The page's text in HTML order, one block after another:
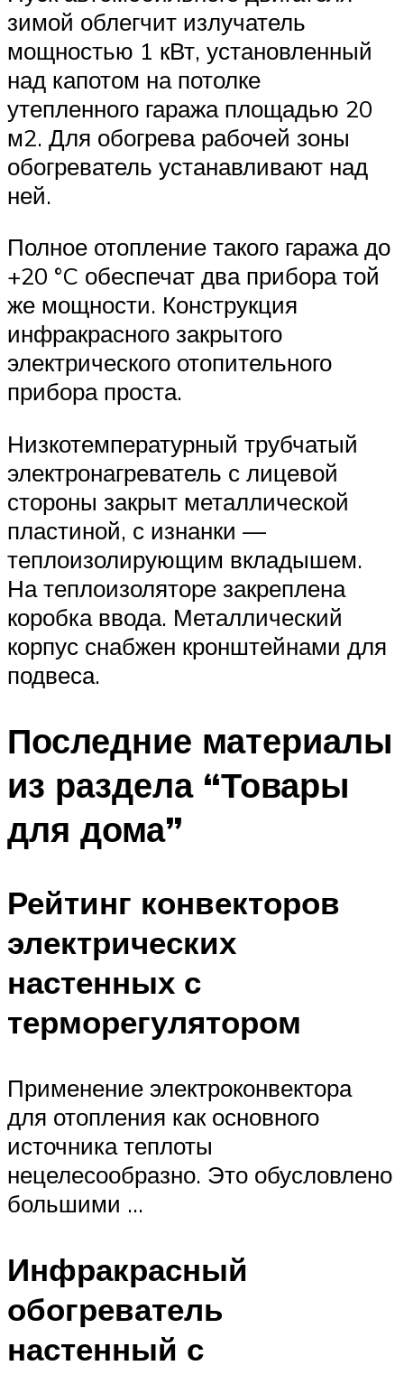
зимой облегчит излучатель
мощностью 1 кВт, установленный
над капотом на потолке
утепленного гаража площадью 20
м2. Для обогрева рабочей зоны
обогреватель устанавливают над
ней.
Полное отопление такого гаража до
+20 °C обеспечат два прибора той
же мощности. Конструкция
инфракрасного закрытого
электрического отопительного
прибора проста.
Низкотемпературный трубчатый
электронагреватель с лицевой
стороны закрыт металлической
пластиной, с изнанки —
теплоизолирующим вкладышем.
На теплоизоляторе закреплена
коробка ввода. Металлический
корпус снабжен кронштейнами для
подвеса.
Последние материалы
из раздела “Товары
для дома”
Рейтинг конвекторов
электрических
настенных с
терморегулятором
Применение электроконвектора
для отопления как основного
источника теплоты
нецелесообразно. Это обусловлено
большими …
Инфракрасный
обогреватель
настенный с